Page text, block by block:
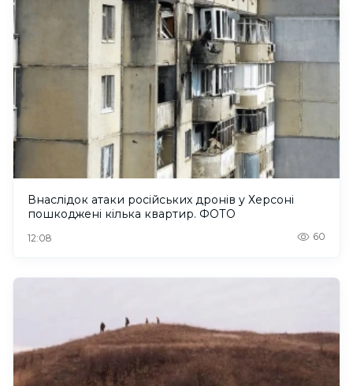
Внаслідок атаки російських дронів у Херсоні
пошкоджені кілька квартир. ФОТО
12:08 60